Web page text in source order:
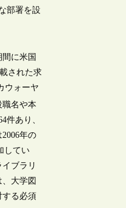
部署を設
に米国
された求
ウォーヤ
職名や本
件あり、
年の
してい
ブラリ
大学図
する必須